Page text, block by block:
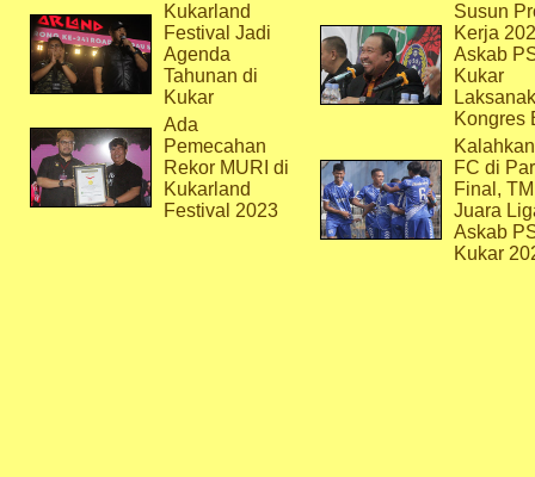
Kukarland
Festival Jadi
Agenda
Tahunan di
Kukar
Ada
Pemecahan
Rekor MURI di
Kukarland
Festival 2023
Susun
Kerja
Askab
Kukar
Kongres
FC di
Final,
Juara
Askab
Kukar